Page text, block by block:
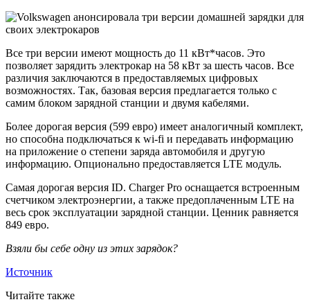
Все три версии имеют мощность до 11 кВт*часов. Это
позволяет зарядить электрокар на 58 кВт за шесть часов. Все
различия заключаются в предоставляемых цифровых
возможностях. Так, базовая версия предлагается только с
самим блоком зарядной станции и двумя кабелями.
Более дорогая версия (599 евро) имеет аналогичный комплект,
но способна подключаться к wi-fi и передавать информацию
на приложение о степени заряда автомобиля и другую
информацию. Опционально предоставляется LTE модуль.
Самая дорогая версия ID. Charger Pro оснащается встроенным
счетчиком электроэнергии, а также предоплаченным LTE на
весь срок эксплуатации зарядной станции. Ценник равняется
849 евро.
Взяли бы себе одну из этих зарядок?
Источник
Читайте также